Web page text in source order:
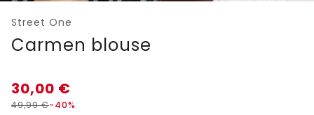
Street One
Carmen blouse
30,00 €
49,99€-40%